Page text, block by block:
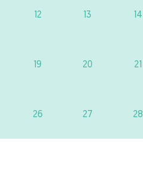
12 13 14
19 20 21
26 27 28